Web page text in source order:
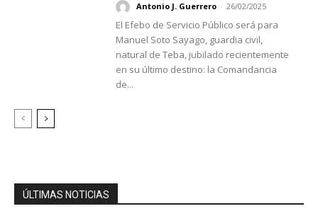
Antonio J. Guerrero - 26/02/2025
El Efebo de Servicio Público será para
Manuel Soto Sayago, guardia civil,
natural de Teba, jubilado recientemente
en su último destino: la Comandancia
de...
ÚLTIMAS NOTICIAS